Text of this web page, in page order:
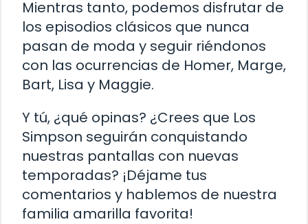
Mientras tanto, podemos disfrutar de
los episodios clásicos que nunca
pasan de moda y seguir riéndonos
con las ocurrencias de Homer, Marge,
Bart, Lisa y Maggie.
Y tú, ¿qué opinas? ¿Crees que Los
Simpson seguirán conquistando
nuestras pantallas con nuevas
temporadas? ¡Déjame tus
comentarios y hablemos de nuestra
familia amarilla favorita!